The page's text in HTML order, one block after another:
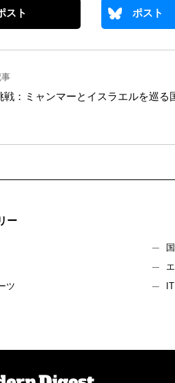
スト ポスト
戦：ミャンマーとイスラエルを巡る
ー
ツ
IT